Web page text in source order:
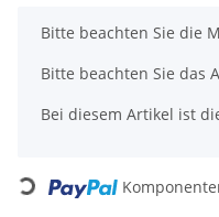
x
Bitte beachten Sie die
Bitte beachten Sie das
Bei diesem Artikel ist
Loading...